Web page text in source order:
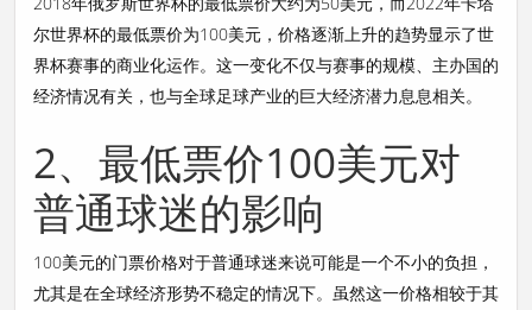
尔世界杯的最低票价为100美元，价格逐渐上升的趋势显示了世
界杯赛事的商业化运作。这一变化不仅与赛事的规模、主办国的
经济情况有关，也与全球足球产业的巨大经济潜力息息相关。
2、最低票价100美元对
普通球迷的影响
100美元的门票价格对于普通球迷来说可能是一个不小的负担，
尤其是在全球经济形势不稳定的情况下。虽然这一价格相较于其